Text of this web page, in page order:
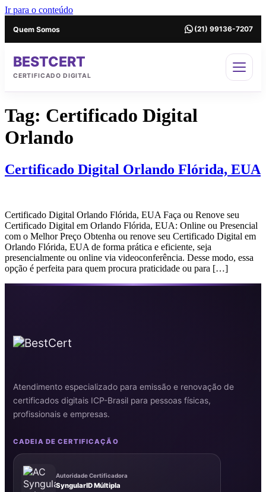
Ir para o conteúdo
Quem Somos (21) 99136-7207
BESTCERT
CERTIFICADO DIGITAL
Tag: Certificado Digital
Orlando
Certificado Digital Orlando Flórida, EUA
Certificado Digital Orlando Flórida, EUA Faça ou Renove seu
Certificado Digital em Orlando Flórida, EUA: Online ou Presencial
com o Melhor Preço Obtenha ou renove seu Certificado Digital em
Orlando Flórida, EUA de forma prática e eficiente, seja
presencialmente ou online via videoconferência. Desse modo, essa
opção é perfeita para quem procura praticidade ou para […]
Atendimento especializado para emissão e renovação de
certificados digitais ICP-Brasil para pessoas físicas,
profissionais e empresas.
CADEIA DE CERTIFICAÇÃO
Autoridade Certificadora
SyngularID Múltipla